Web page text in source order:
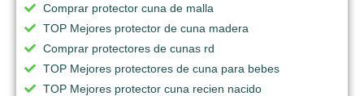
Comprar protector cuna de malla
TOP Mejores protector de cuna madera
Comprar protectores de cunas rd
TOP Mejores protectores de cuna para bebes
TOP Mejores protector cuna recien nacido